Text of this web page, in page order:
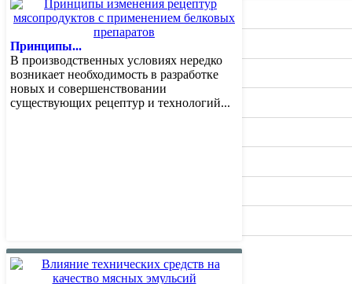
Отзывы о ресторанах
Специалисты
Фото
Видео
Принципы...
В производственных условиях нередко
возникает необходимость в разработке
новых и совершенствовании
существующих рецептур и технологий...